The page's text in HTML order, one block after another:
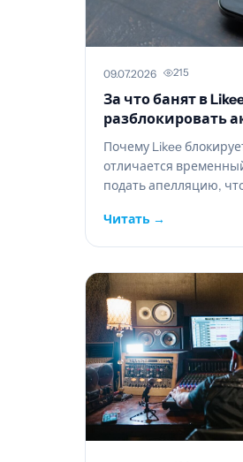
09.07.2026 215
За что банят в
разблокировать
Почему Likee
отличается
подать апелляцию,
Читать →